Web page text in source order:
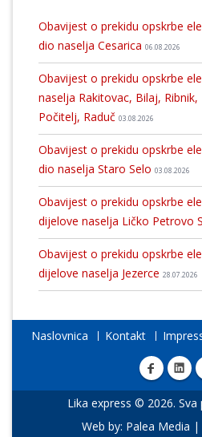
Obavijest o prekidu opskrbe
dio naselja Cesarica 06.08.2026
Obavijest o prekidu opskrbe
naselja Rakitovac, Bilaj,
Počitelj, Raduč 03.08.2026
Obavijest o prekidu opskrbe
dio naselja Staro Selo 03.08.2026
Obavijest o prekidu opskrbe
dijelove naselja Ličko Petrovo
Obavijest o prekidu opskrbe
dijelove naselja Jezerce 28.07.2026
Naslovnica Kontakt
Lika express © 2026.
Web by: Palea Media |